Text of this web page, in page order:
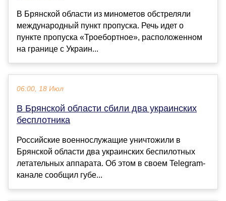
В Брянской области из минометов обстреляли
международный пункт пропуска. Речь идет о
пункте пропуска «Троебортное», расположенном
на границе с Украин...
06:00, 18 Июл
В Брянской области сбили два украинских
бесплотника
Российские военнослужащие уничтожили в
Брянской области два украинских беспилотных
летательных аппарата. Об этом в своем Telegram-
канале сообщил губе...